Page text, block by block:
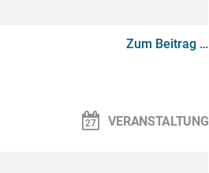
Zum Beitrag …
VERANSTALTUNG